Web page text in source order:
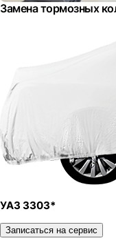
Замена тормозных
УАЗ 3303*
Записаться на сервис